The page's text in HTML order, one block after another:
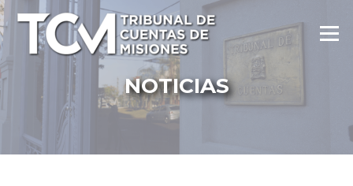
Ir
al
contenido
Menú
NOTICIAS